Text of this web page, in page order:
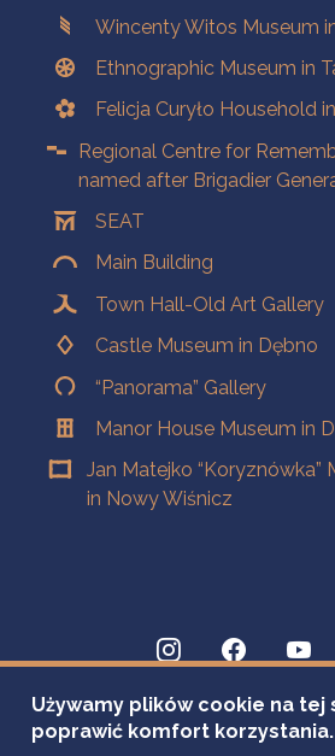
Wincenty Witos Museum
Ethnographic Museum in
Felicja Curyło Household
Regional Centre for
named after Brigadier
SEAT
Main Building
Town Hall-Old Art Gallery
Castle Museum in Dębno
“Panorama” Gallery
Manor House Museum in
Jan Matejko “Koryznówka”
in Nowy Wiśnicz
Używamy plików cookie na tej
poprawić komfort korzystania.